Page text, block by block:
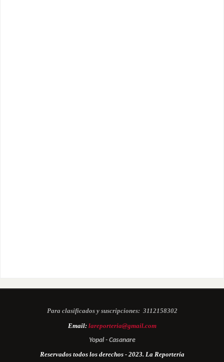
Para clasificados y suscripciones: 3112158302
Email: lareporteria@gmail.com
Yopal - Casanare
Reservados todos los derechos - 2023. La Reportería